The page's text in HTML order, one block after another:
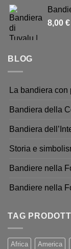
8,00 €
BLOG
La bandiera
Bandiera della
Bandiera
Storia e
Bandiere nella
Bandiere nella
TAG
Africa America